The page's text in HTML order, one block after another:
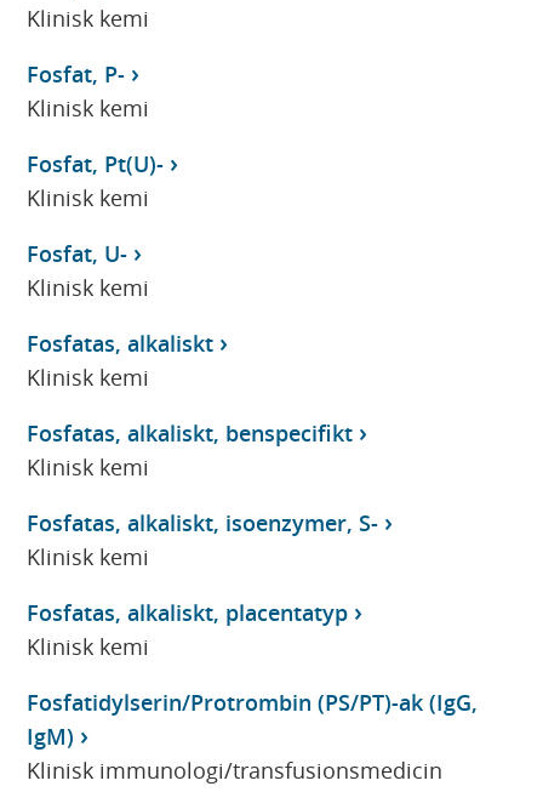
Klinisk kemi
Fosfat, P-
Klinisk kemi
Fosfat, Pt(U)-
Klinisk kemi
Fosfat, U-
Klinisk kemi
Fosfatas, alkaliskt
Klinisk kemi
Fosfatas, alkaliskt, benspecifikt
Klinisk kemi
Fosfatas, alkaliskt, isoenzymer, S-
Klinisk kemi
Fosfatas, alkaliskt, placentatyp
Klinisk kemi
Fosfatidylserin/Protrombin (PS/PT)-ak (IgG,
IgM)
Klinisk immunologi/transfusionsmedicin